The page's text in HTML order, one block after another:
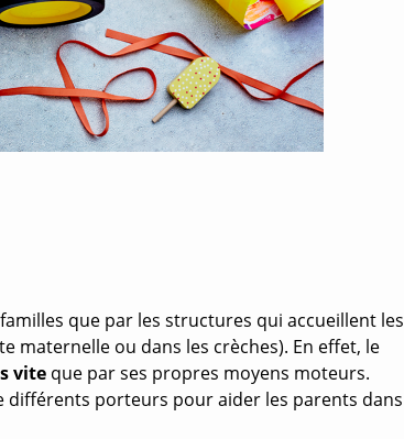
que par les structures qui accueillent les
maternelle ou dans les crèches). En effet, le
vite que par ses propres moyens moteurs.
différents porteurs pour aider les parents dans